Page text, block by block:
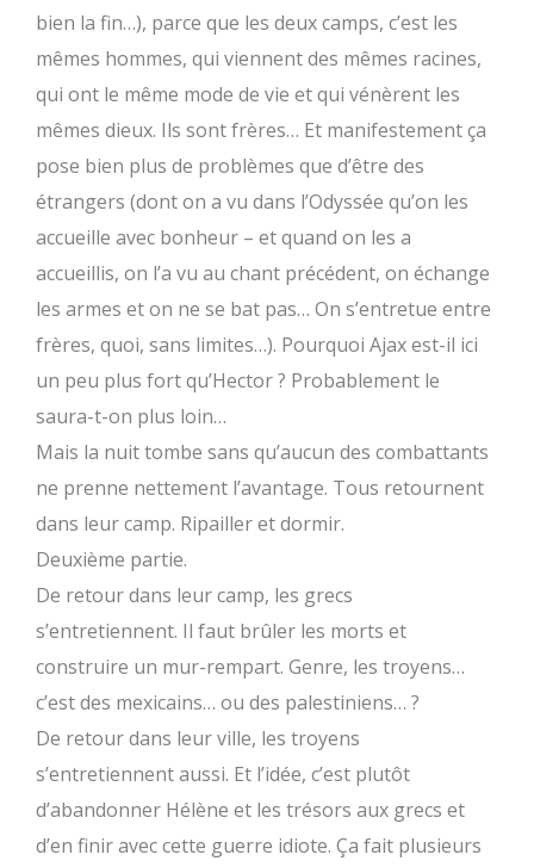
bien la fin…), parce que les deux camps, c’est les
mêmes hommes, qui viennent des mêmes racines,
qui ont le même mode de vie et qui vénèrent les
mêmes dieux. Ils sont frères… Et manifestement ça
pose bien plus de problèmes que d’être des
étrangers (dont on a vu dans l’Odyssée qu’on les
accueille avec bonheur – et quand on les a
accueillis, on l’a vu au chant précédent, on échange
les armes et on ne se bat pas… On s’entretue entre
frères, quoi, sans limites…). Pourquoi Ajax est-il ici
un peu plus fort qu’Hector ? Probablement le
saura-t-on plus loin…
Mais la nuit tombe sans qu’aucun des combattants
ne prenne nettement l’avantage. Tous retournent
dans leur camp. Ripailler et dormir.
Deuxième partie.
De retour dans leur camp, les grecs
s’entretiennent. Il faut brûler les morts et
construire un mur-rempart. Genre, les troyens…
c’est des mexicains… ou des palestiniens… ?
De retour dans leur ville, les troyens
s’entretiennent aussi. Et l’idée, c’est plutôt
d’abandonner Hélène et les trésors aux grecs et
d’en finir avec cette guerre idiote. Ça fait plusieurs